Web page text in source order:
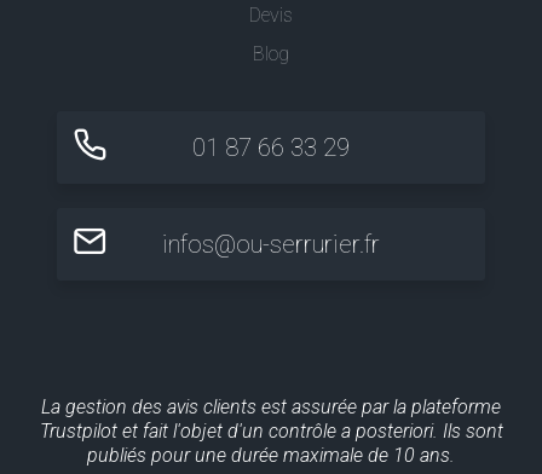
Devis
Blog
01 87 66 33 29
infos@ou-serrurier.fr
La gestion des avis clients est assurée par la plateforme
Trustpilot et fait l'objet d'un contrôle a posteriori. Ils sont
publiés pour une durée maximale de 10 ans.